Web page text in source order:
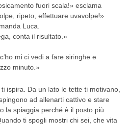
fuori scala!» esclama
ripeto, effettuare uvavolpe!»
Luca.
conta il risultato.»
mi ci vedi a fare siringhe e
minuto.»
ispira. Da un lato le tette ti motivano,
ad allenarti cattivo e stare
la spiaggia perché è il posto più
ti spogli mostri chi sei, che vita